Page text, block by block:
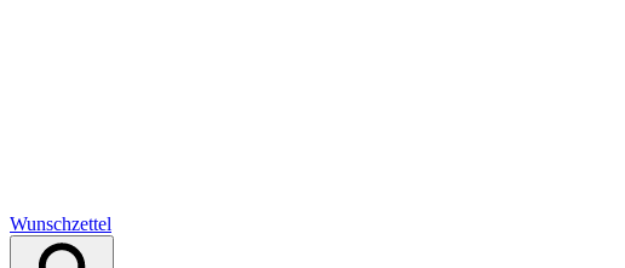
Wunschzettel